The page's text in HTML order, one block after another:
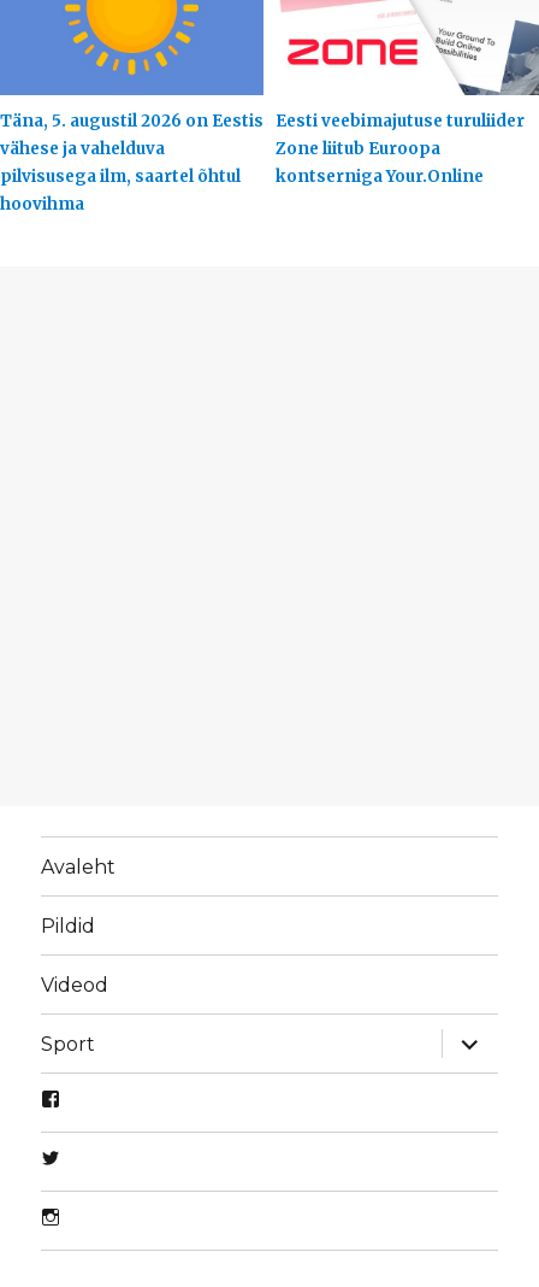
Täna, 5. augustil 2026 on Eestis
vähese ja vahelduva
pilvisusega ilm, saartel õhtul
hoovihma
Eesti veebimajutuse turuliider
Zone liitub Euroopa
kontserniga Your.Online
Avaleht
Pildid
Videod
Sport
laienda